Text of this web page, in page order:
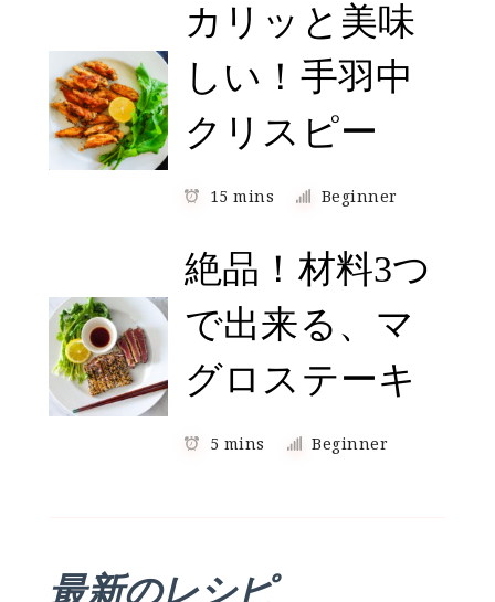
カリッと美味
しい！手羽中
クリスピー
15 mins Beginner
絶品！材料3つ
で出来る、マ
グロステーキ
5 mins Beginner
最新のレシピ